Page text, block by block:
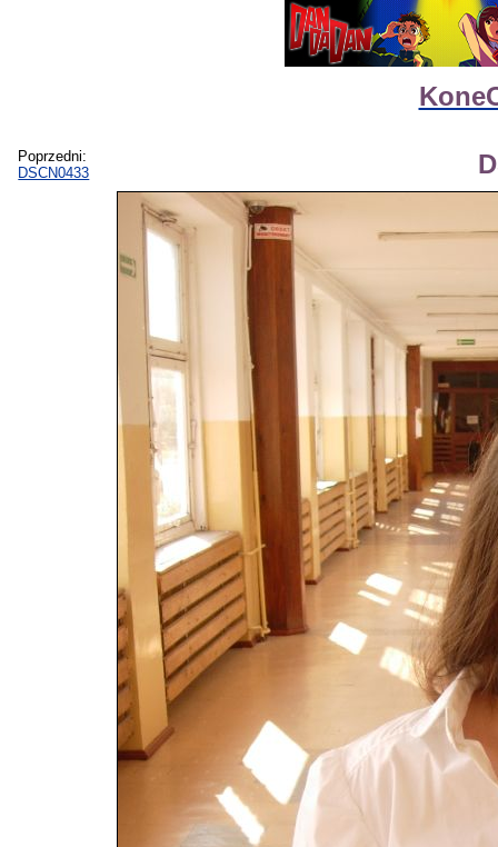
Poprzedni:
DSCN0433